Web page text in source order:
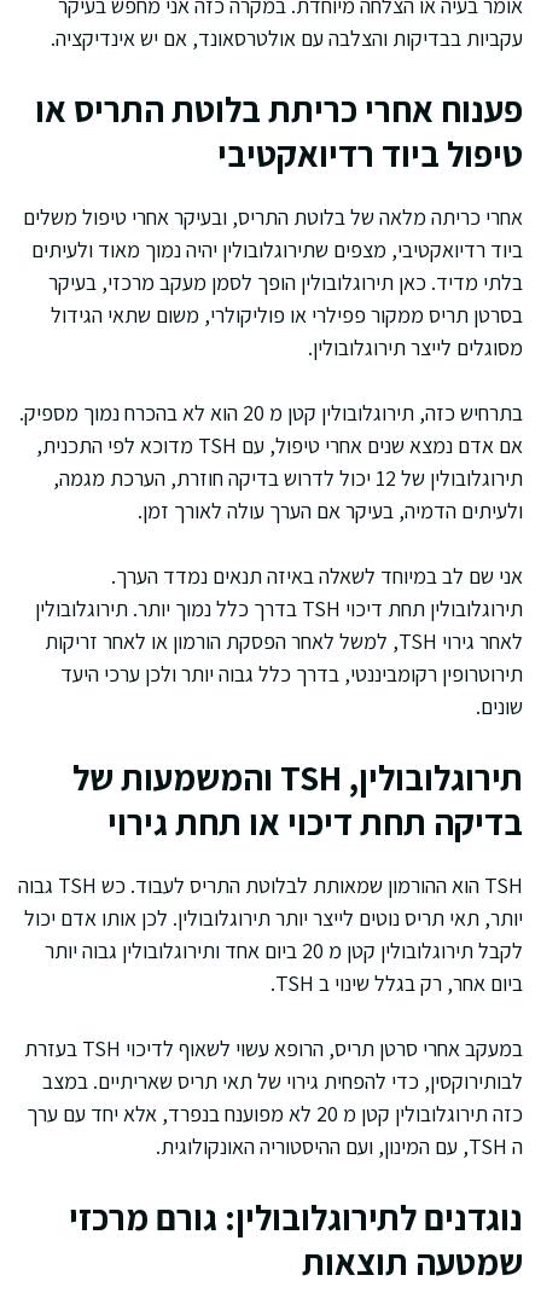
עקביות בבדיקות והצלבה עם אולטרסאונד, אם יש אינדיקציה.
פענוח אחרי כריתת בלוטת התריס או
טיפול ביוד רדיואקטיבי
אחרי כריתה מלאה של בלוטת התריס, ובעיקר אחרי טיפול משלים
ביוד רדיואקטיבי, מצפים שתירוגלובולין יהיה נמוך מאוד ולעיתים
בלתי מדיד. כאן תירוגלובולין הופך לסמן מעקב מרכזי, בעיקר
בסרטן תריס ממקור פפילרי או פוליקולרי, משום שתאי הגידול
מסוגלים לייצר תירוגלובולין.
בתרחיש כזה, תירוגלובולין קטן מ 20 הוא לא בהכרח נמוך מספיק.
אם אדם נמצא שנים אחרי טיפול, עם TSH מדוכא לפי התכנית,
תירוגלובולין של 12 יכול לדרוש בדיקה חוזרת, הערכת מגמה,
ולעיתים הדמיה, בעיקר אם הערך עולה לאורך זמן.
אני שם לב במיוחד לשאלה באיזה תנאים נמדד הערך.
תירוגלובולין תחת דיכוי TSH בדרך כלל נמוך יותר. תירוגלובולין
לאחר גירוי TSH, למשל לאחר הפסקת הורמון או לאחר זריקות
תירוטרופין רקומביננטי, בדרך כלל גבוה יותר ולכן ערכי היעד
שונים.
תירוגלובולין, TSH והמשמעות של
בדיקה תחת דיכוי או תחת גירוי
TSH הוא ההורמון שמאותת לבלוטת התריס לעבוד. כש TSH גבוה
יותר, תאי תריס נוטים לייצר יותר תירוגלובולין. לכן אותו אדם יכול
לקבל תירוגלובולין קטן מ 20 ביום אחד ותירוגלובולין גבוה יותר
ביום אחר, רק בגלל שינוי ב TSH.
במעקב אחרי סרטן תריס, הרופא עשוי לשאוף לדיכוי TSH בעזרת
לבותירוקסין, כדי להפחית גירוי של תאי תריס שאריתיים. במצב
כזה תירוגלובולין קטן מ 20 לא מפוענח בנפרד, אלא יחד עם ערך
ה TSH, עם המינון, ועם ההיסטוריה האונקולוגית.
נוגדנים לתירוגלובולין: גורם מרכזי
שמטעה תוצאות